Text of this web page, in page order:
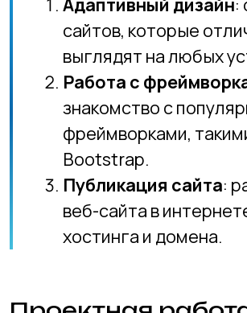
портфолио или простого
приложения.
Финальный проект:
полноценного веб-сайта,
объединяющего все
техники и концепции.
Методы обучения
Интерактивные лекциис
примерами из реальной
закрепления теории и